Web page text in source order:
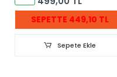
SEPETTE 449,10 TL
Sepete Ekle